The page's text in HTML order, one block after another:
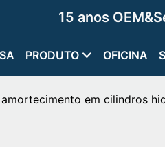
15 anos
PRODUTO OFICINA
em cilindros